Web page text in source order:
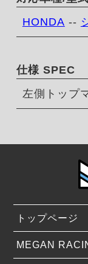
HONDA --
仕様 SPEC
左側トップ
トップページ
MEGAN